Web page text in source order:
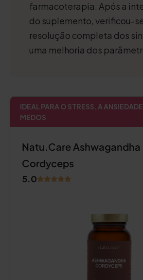
farmacoterapia. Após a
do suplemento, verificou-
resolução completa dos
uma melhoria dos
IDEAL PARA O STRESS, A
MEDOS
Natu.Care Ashwagandha
Cordyceps
5.0